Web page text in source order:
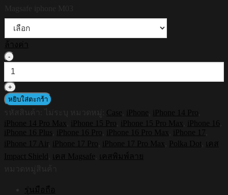
ล้างค่า
SHIELD
Magnetic
Shockproof
Case
Polkadot
S206
[iPhone17/iPhone16/iPhone15/iPhone14]
เหล็ก
หยิบใส่ตะกร้า
Case iPhone iPhone 14 Pro
iPhone 14 Pro Max
iPhone 15 Pro iPhone 15 Pro Max iPhone 16
iPhone 16 Plus
iPhone 16 Pro iPhone 16 Pro Max iPhone 17
iPhone 17 Air
iPhone 17 Pro iPhone 17 Pro Max Polka Dot
เคส
Impact Shield
เคส Magsafe
เคสพิมพ์ลาย
รุ่นมือถือ